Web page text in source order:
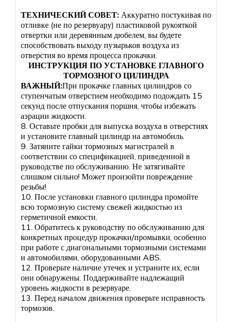
ТЕХНИЧЕСКИЙ СОВЕТ: Аккуратно постукивая по
отливке (не по резервуару) пластиковой рукояткой
отвертки или деревянным дюбелем, вы будете
способствовать выходу пузырьков воздуха из
отверстия во время процесса прокачки.
ИНСТРУКЦИЯ ПО УСТАНОВКЕ ГЛАВНОГО
ТОРМОЗНОГО ЦИЛИНДРА
ВАЖНЫЙ:При прокачке главных цилиндров со
ступенчатым отверстием необходимо подождать 15
секунд после отпускания поршня, чтобы избежать
аэрации жидкости.
8. Оставьте пробки для выпуска воздуха в отверстиях
и установите главный цилиндр на автомобиль.
9. Затяните гайки тормозных магистралей в
соответствии со спецификацией, приведенной в
руководстве по обслуживанию. Не затягивайте
слишком сильно! Может произойти повреждение
резьбы!
10. После установки главного цилиндра промойте
всю тормозную систему свежей жидкостью из
герметичной емкости.
11. Обратитесь к руководству по обслуживанию для
конкретных процедур прокачки/промывки, особенно
при работе с диагональными тормозными системами
и автомобилями, оборудованными ABS.
12. Проверьте наличие утечек и устраните их, если
они обнаружены. Поддерживайте надлежащий
уровень жидкости в резервуаре.
13. Перед началом движения проверьте исправность
тормозов.